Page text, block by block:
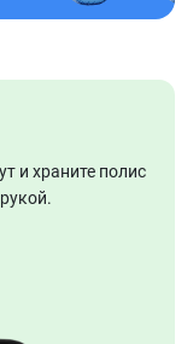
и храните полис